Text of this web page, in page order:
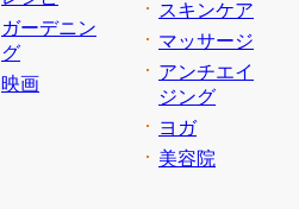
ガーデニン
グ
映画
スキンケア
マッサージ
アンチエイ
ジング
ヨガ
美容院